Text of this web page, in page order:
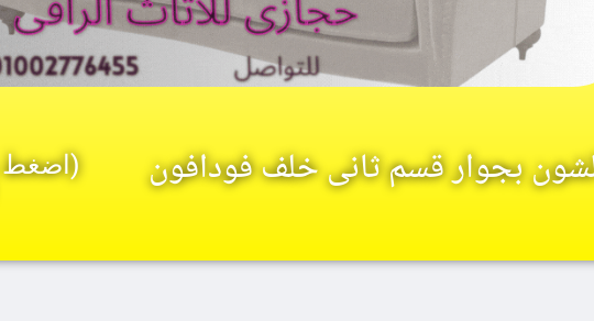
بجوار قسم ثانى خلف فودافون (اضغط